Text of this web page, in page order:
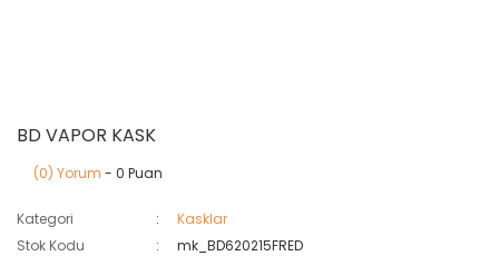
BD VAPOR KASK
(0) Yorum - 0 Puan
Kategori
Kasklar
Stok Kodu
mk_BD620215FRED